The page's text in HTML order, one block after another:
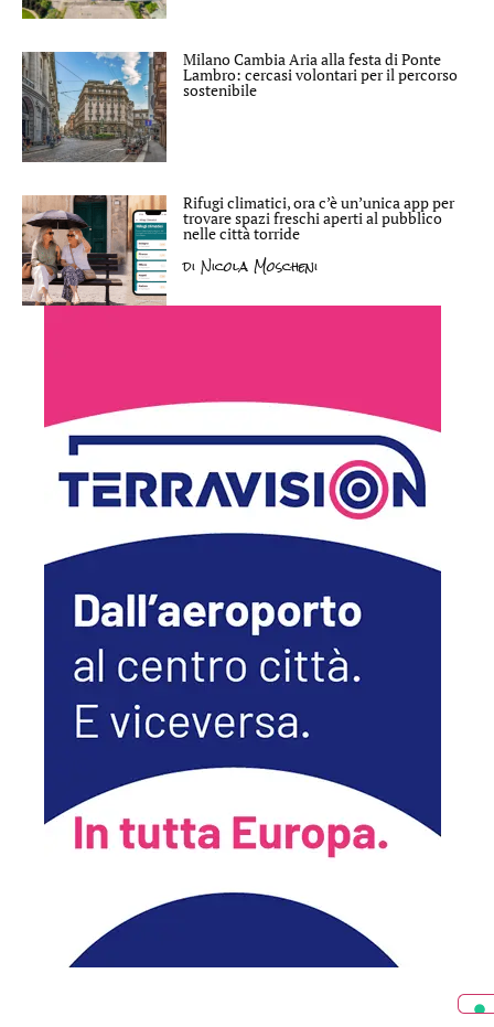
Milano Cambia Aria alla festa di Ponte
Lambro: cercasi volontari per il percorso
sostenibile
Rifugi climatici, ora c’è un’unica app per
trovare spazi freschi aperti al pubblico
nelle città torride
di Nicola Moscheni